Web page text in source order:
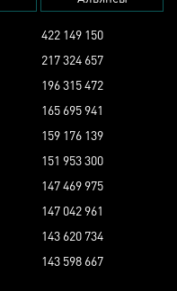
422 149 150
217 324 657
196 315 472
165 695 941
159 176 139
151 953 300
147 469 975
147 042 961
143 620 734
143 598 667